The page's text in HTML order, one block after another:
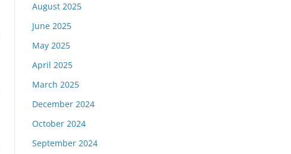
August 2025
June 2025
May 2025
April 2025
March 2025
December 2024
October 2024
September 2024